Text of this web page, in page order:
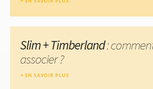
Slim + Timberland:
associer ?
EN SAVOIR PLUS